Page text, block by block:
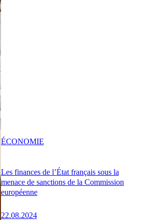
Les finances de l’État français sous la
menace de sanctions de la Commission
européenne
22.08.2024
ÉCONOMIE